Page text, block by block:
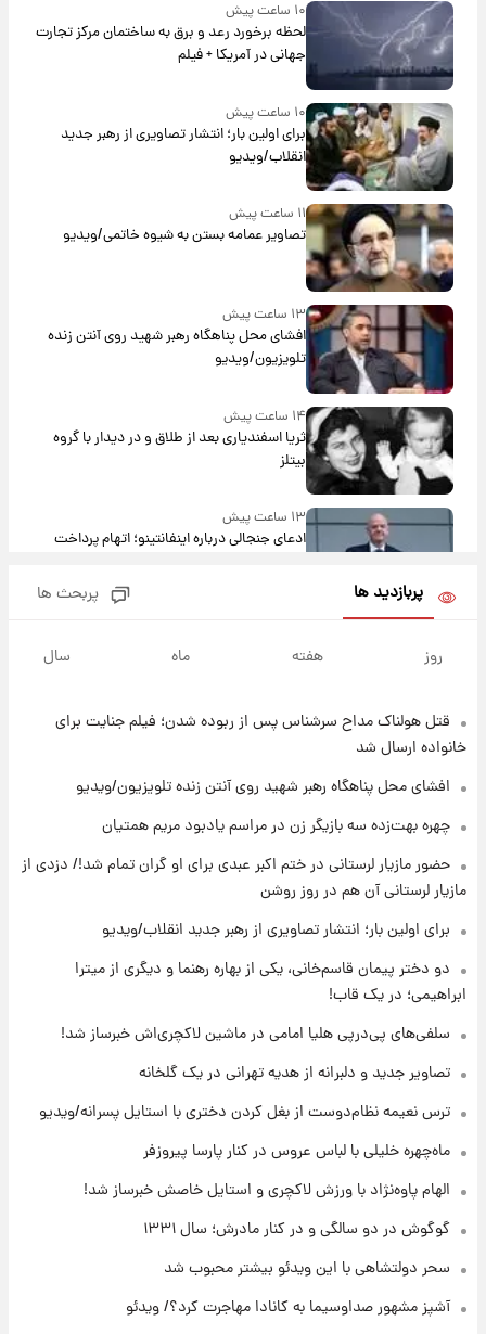
۱۰ ساعت پیش
لحظه برخورد رعد و برق به ساختمان مرکز تجارت
جهانی در آمریکا + فیلم
۱۰ ساعت پیش
برای اولین بار؛ انتشار تصاویری از رهبر جدید
انقلاب/ویدیو
۱۱ ساعت پیش
تصاویر عمامه بستن به شیوه خاتمی/ویدیو
۱۳ ساعت پیش
افشای محل پناهگاه‌ رهبر شهید روی آنتن زنده
تلویزیون/ویدیو
۱۴ ساعت پیش
ثریا اسفندیاری بعد از طلاق و در دیدار با گروه
بیتلز
۱۳ ساعت پیش
ادعای جنجالی درباره اینفانتینو؛ اتهام پرداخت
آلزایمر و زوال عقل افزایش می‌یابد؟
۱۴ ساعت پیش
۱۴ ساعت پیش
مرداد ۱۴۰۵ +جدول
۱۵ ساعت پیش
با قدرتمندترین و بادوام ترین تانک جهان آشنا
شوید+ فیلم
۱۵ ساعت پیش
قیمت طلا ۱۸عیار امروز شنبه ۱۷ مرداد ۱۴۰۵
+جدول
۱۶ ساعت پیش
قیمت محصولات ایران‌خودرو و سایپا امروز شنبه
پربازدید ها پربحث ها
روز هفته ماه سال
قتل هولناک مداح سرشناس پس از ربوده شدن؛ فیلم جنایت برای
خانواده ارسال شد
افشای محل پناهگاه‌ رهبر شهید روی آنتن زنده تلویزیون/ویدیو
چهره بهت‌زده سه بازیگر زن در مراسم یادبود مریم همتیان
حضور مازیار لرستانی در ختم اکبر عبدی برای او گران تمام شد!/ دزدی از
مازیار لرستانی آن هم در روز روشن
برای اولین بار؛ انتشار تصاویری از رهبر جدید انقلاب/ویدیو
دو دختر پیمان قاسم‌خانی، یکی از بهاره رهنما و دیگری از میترا
ابراهیمی؛ در یک قاب!
سلفی‌های پی‌درپی هلیا امامی در ماشین لاکچری‌اش خبرساز شد!
تصاویر جدید و دلبرانه از هدیه تهرانی در یک گلخانه
ترس نعیمه نظام‌دوست از بغل کردن دختری با استایل پسرانه/ویدیو
ماه‌چهره خلیلی با لباس عروس در کنار پارسا پیروزفر
الهام پاوه‌نژاد با ورزش لاکچری و استایل خاصش خبرساز شد!
گوگوش در دو سالگی و در کنار مادرش؛ سال ۱۳۳۱
سحر دولتشاهی با این ویدئو بیشتر محبوب شد
آشپز مشهور صداوسیما به کانادا مهاجرت کرد؟/ ویدئو